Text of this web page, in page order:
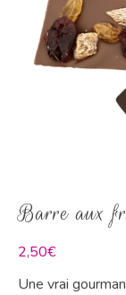
Barre aux
2,50€
Une vrai